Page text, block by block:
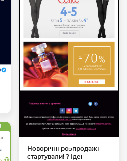
Новорічні розпродажі
стартували! ? Ідеї